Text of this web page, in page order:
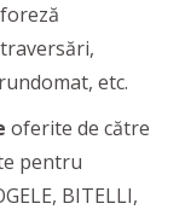
etc.
oferite de către
pentru
BITELLI,